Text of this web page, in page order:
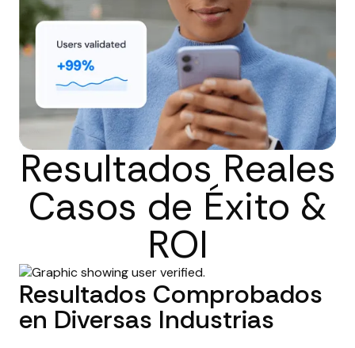
Resultados Reales
Casos de Éxito &
ROI
Resultados Comprobados
en Diversas Industrias